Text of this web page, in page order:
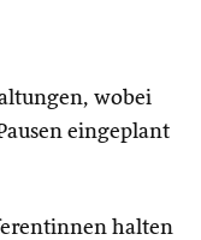
wobei
eingeplant
halten